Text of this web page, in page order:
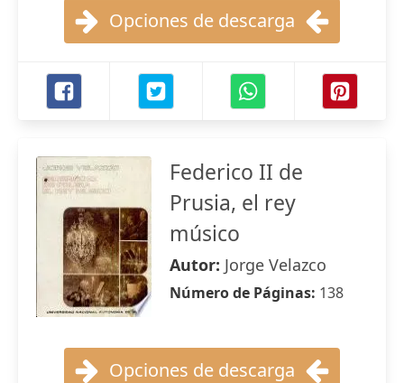
Opciones de descarga
Federico II de
Prusia, el rey
músico
Autor: Jorge Velazco
Número de Páginas: 138
Opciones de descarga